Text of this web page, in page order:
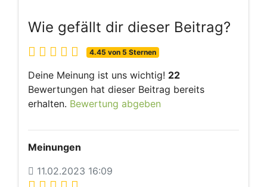
Wie gefällt dir dieser Beitrag?
4.45 von 5 Sternen
Deine Meinung ist uns wichtig! 22
Bewertungen hat dieser Beitrag bereits
erhalten. Bewertung abgeben
Meinungen
11.02.2023 16:09